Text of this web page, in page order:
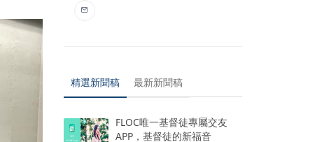
精選新聞稿 最新新聞稿
FLOC唯一基督徒專屬交友
APP，基督徒的新福音